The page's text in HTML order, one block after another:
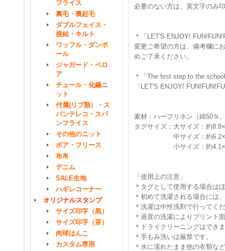
フライス
裏毛・裏起毛
ダブルフェイス・
接結・キルト
ワッフル・ダンボ
ール
ジャガード・ベロ
ア
チュール・化繊ニ
ット
付属(リブ類）・ス
パンテレコ・スパ
ンフライス
その他のニット
ボア・フリース
布帛
デニム
SALE生地
ハギレコーナー
オリジナルスタンプ
サイズ印字（黒）
サイズ印字（茶）
肉球はんこ
カスタム専用
必要のない方は、英文字のみ
＊「LET'S ENJOY!
変更ご希望の方は、備考欄に
めご了承ください。
＊「The first step to the
「LET'S ENJOY!
素材：ハーフリネン（綿50％
タグサイズ：大サイズ：約
中サイズ：約
小サイズ：約4.1×6.5cm
「使用上の注意」
＊タグとして使用する場合は
＊初めて洗濯される場合には
＊洗濯は中性洗剤で行ってく
＊過度の洗濯によりプリント
＊ドライクリーニングはでき
＊手もみ洗いは厳禁です。
＊水に濡れたまま他の衣類な